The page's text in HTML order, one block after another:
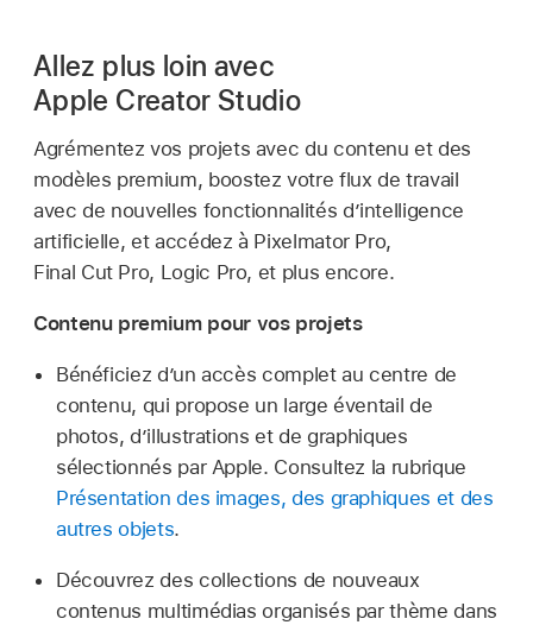
Allez plus loin avec
Apple Creator Studio
Agrémentez vos projets avec du contenu et des
modèles premium, boostez votre flux de travail
avec de nouvelles fonctionnalités d’intelligence
artificielle, et accédez à Pixelmator Pro,
Final Cut Pro, Logic Pro, et plus encore.
Contenu premium pour vos projets
Bénéficiez d’un accès complet au centre de
contenu, qui propose un large éventail de
photos, d’illustrations et de graphiques
sélectionnés par Apple. Consultez la rubrique
Présentation des images, des graphiques et des
autres objets.
Découvrez des collections de nouveaux
contenus multimédias organisés par thème dans